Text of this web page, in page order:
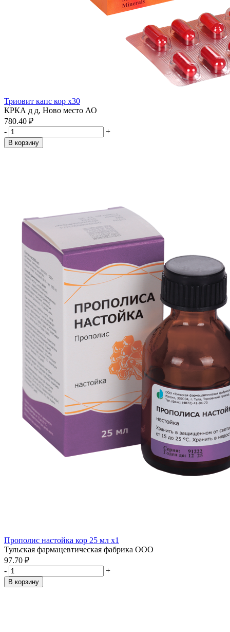
Триовит капс кор x30
КРКА д д, Ново место АО
780.40 ₽
-
+
В корзину
Прополис настойка кор 25 мл x1
Тульская фармацевтическая фабрика ООО
97.70 ₽
-
+
В корзину